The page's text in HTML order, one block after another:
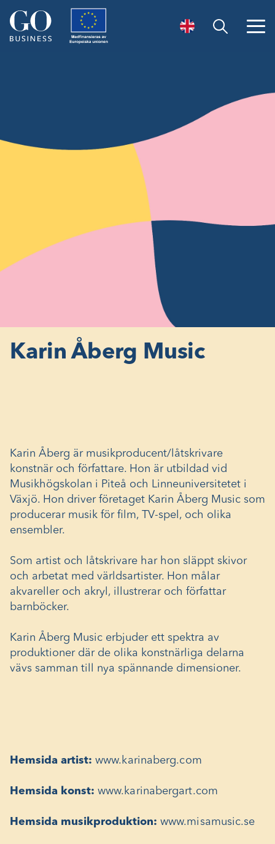
Öppna sök
Karin Åberg Music
Karin Åberg är musikproducent/låtskrivare
konstnär och författare. Hon är utbildad vid
Musikhögskolan i Piteå och Linneuniversitetet i
Växjö. Hon driver företaget Karin Åberg Music som
producerar musik för film, TV-spel, och olika
ensembler.
Som artist och låtskrivare har hon släppt skivor
och arbetat med världsartister. Hon målar
akvareller och akryl, illustrerar och författar
barnböcker.
Karin Åberg Music erbjuder ett spektra av
produktioner där de olika konstnärliga delarna
vävs samman till nya spännande dimensioner.
Hemsida artist: www.karinaberg.com
Hemsida konst: www.karinabergart.com
Hemsida musikproduktion: www.misamusic.se